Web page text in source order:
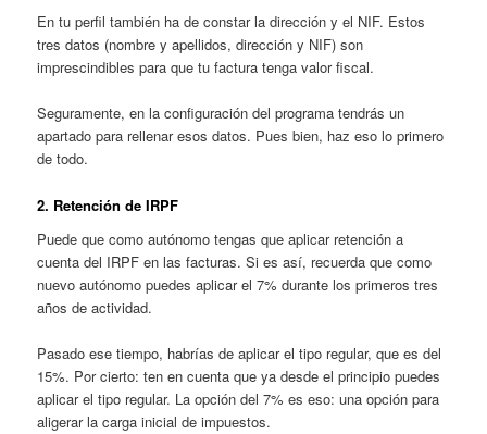
En tu perfil también ha de constar la dirección y el NIF. Estos
tres datos (nombre y apellidos, dirección y NIF) son
imprescindibles para que tu factura tenga valor fiscal.
Seguramente, en la configuración del programa tendrás un
apartado para rellenar esos datos. Pues bien, haz eso lo primero
de todo.
2. Retención de IRPF
Puede que como autónomo tengas que aplicar retención a
cuenta del IRPF en las facturas. Si es así, recuerda que como
nuevo autónomo puedes aplicar el 7% durante los primeros tres
años de actividad.
Pasado ese tiempo, habrías de aplicar el tipo regular, que es del
15%. Por cierto: ten en cuenta que ya desde el principio puedes
aplicar el tipo regular. La opción del 7% es eso: una opción para
aligerar la carga inicial de impuestos.